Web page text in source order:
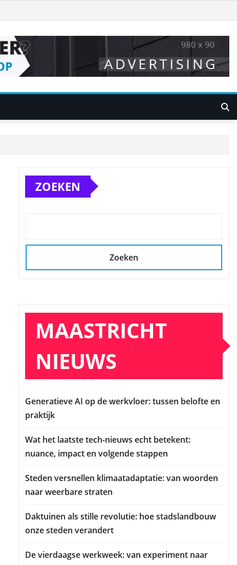
ZOEKEN
Zoeken
MAASTRICHT
NIEUWS
Generatieve AI op de werkvloer: tussen belofte en
praktijk
Wat het laatste tech-nieuws echt betekent:
nuance, impact en volgende stappen
Steden versnellen klimaatadaptatie: van woorden
naar weerbare straten
Daktuinen als stille revolutie: hoe stadslandbouw
onze steden verandert
De vierdaagse werkweek: van experiment naar